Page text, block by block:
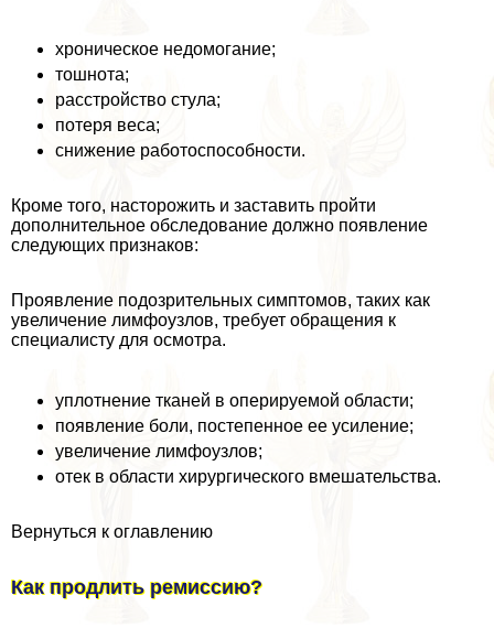
хроническое недомогание;
тошнота;
расстройство стула;
потеря веса;
снижение работоспособности.
Кроме того, насторожить и заставить пройти
дополнительное обследование должно появление
следующих признаков:
Проявление подозрительных симптомов, таких как
увеличение лимфоузлов, требует обращения к
специалисту для осмотра.
уплотнение тканей в оперируемой области;
появление боли, постепенное ее усиление;
увеличение лимфоузлов;
отек в области хирургического вмешательства.
Вернуться к оглавлению
Как продлить ремиссию?